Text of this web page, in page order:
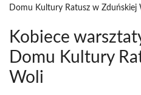
Domu Kultury Ratusz w Zduńskiej
Kobiece
Domu Kultury
Woli